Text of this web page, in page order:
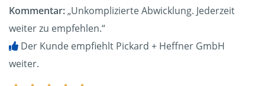
Kommentar:„Unkomplizierte Abwicklung. Jederzeit
weiter zu empfehlen.“
Der Kunde empfiehlt Pickard + Heffner GmbH
weiter.